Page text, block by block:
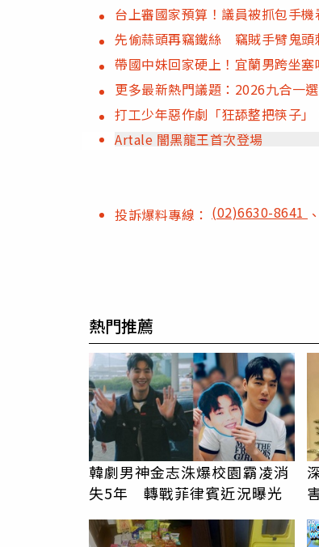
台上審國家預算！議員被抓包手
先偷蒜頭再竊鐵絲 竊賊手臂鬼頭
帶國中妹回家硬上！宜蘭男跨坐
更多最新熱門議題：2026九合一
打工少年惡作劇「狂舔整把筷子
Artale 闇黑龍王首次登場
投訴爆料專線： (02)6630-8641
熱門推薦
韓劇男神金志洙爆校園霸凌消
失5年 轉戰菲律賓近況曝光
PR